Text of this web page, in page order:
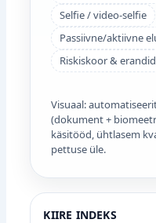
Selfie / video-selfie
Passiivne/aktiivne
Riskiskoor & erandid
Visuaal:
(dokument +
käsitööd, ühtlasem
pettuse üle.
KIIRE INDEKS